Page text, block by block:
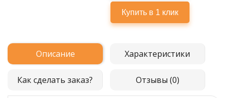
Описание Характеристики
Как сделать заказ? Отзывы (0)